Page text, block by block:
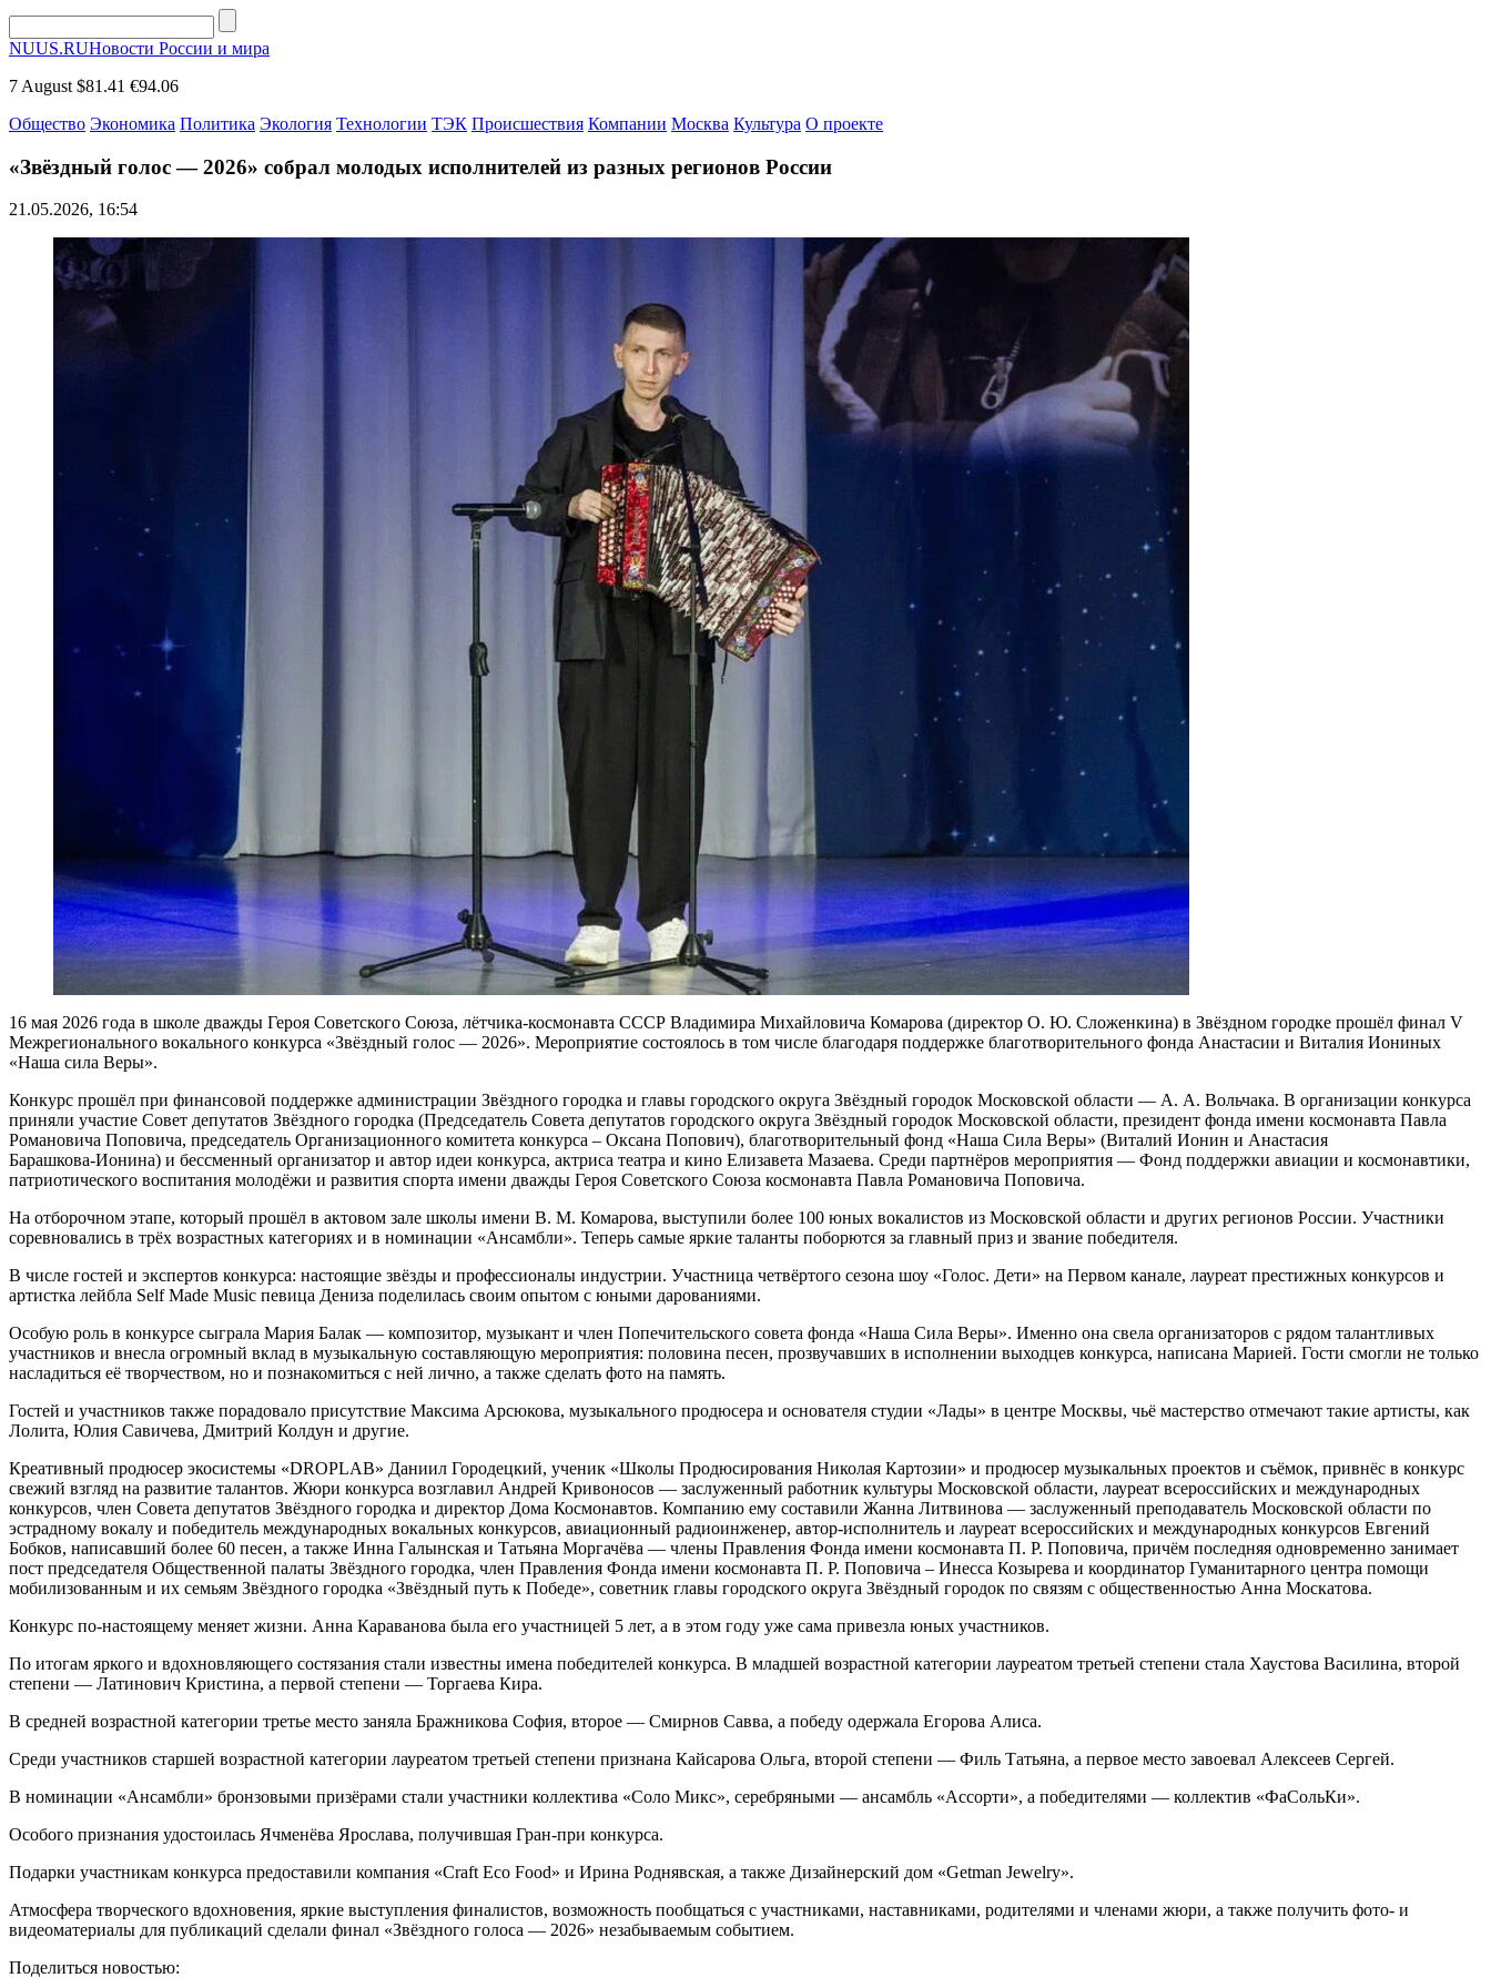
NUUS.RUНовости России и мира
7 August $81.41 €94.06
Общество Экономика Политика Экология Технологии ТЭК Происшествия Компании Москва Культура О проекте
«Звёздный голос — 2026» собрал молодых исполнителей из разных регионов России
21.05.2026, 16:54
16 мая 2026 года в школе дважды Героя Советского Союза, лётчика-космонавта СССР Владимира Михайловича Комарова (директор О. Ю. Сложенкина) в Звёздном городке прошёл финал V
Межрегионального вокального конкурса «Звёздный голос — 2026». Мероприятие состоялось в том числе благодаря поддержке благотворительного фонда Анастасии и Виталия Иониных
«Наша сила Веры».
Конкурс прошёл при финансовой поддержке администрации Звёздного городка и главы городского округа Звёздный городок Московской области — А. А. Вольчака. В организации конкурса
приняли участие Совет депутатов Звёздного городка (Председатель Совета депутатов городского округа Звёздный городок Московской области, президент фонда имени космонавта Павла
Романовича Поповича, председатель Организационного комитета конкурса – Оксана Попович), благотворительный фонд «Наша Сила Веры» (Виталий Ионин и Анастасия
Барашкова‑Ионина) и бессменный организатор и автор идеи конкурса, актриса театра и кино Елизавета Мазаева. Среди партнёров мероприятия — Фонд поддержки авиации и космонавтики,
патриотического воспитания молодёжи и развития спорта имени дважды Героя Советского Союза космонавта Павла Романовича Поповича.
На отборочном этапе, который прошёл в актовом зале школы имени В. М. Комарова, выступили более 100 юных вокалистов из Московской области и других регионов России. Участники
соревновались в трёх возрастных категориях и в номинации «Ансамбли». Теперь самые яркие таланты поборются за главный приз и звание победителя.
В числе гостей и экспертов конкурса: настоящие звёзды и профессионалы индустрии. Участница четвёртого сезона шоу «Голос. Дети» на Первом канале, лауреат престижных конкурсов и
артистка лейбла Self Made Music певица Дениза поделилась своим опытом с юными дарованиями.
Особую роль в конкурсе сыграла Мария Балак — композитор, музыкант и член Попечительского совета фонда «Наша Сила Веры». Именно она свела организаторов с рядом талантливых
участников и внесла огромный вклад в музыкальную составляющую мероприятия: половина песен, прозвучавших в исполнении выходцев конкурса, написана Марией. Гости смогли не только
насладиться её творчеством, но и познакомиться с ней лично, а также сделать фото на память.
Гостей и участников также порадовало присутствие Максима Арсюкова, музыкального продюсера и основателя студии «Лады» в центре Москвы, чьё мастерство отмечают такие артисты, как
Лолита, Юлия Савичева, Дмитрий Колдун и другие.
Креативный продюсер экосистемы «DROPLAB» Даниил Городецкий, ученик «Школы Продюсирования Николая Картозии» и продюсер музыкальных проектов и съёмок, привнёс в конкурс
свежий взгляд на развитие талантов. Жюри конкурса возглавил Андрей Кривоносов — заслуженный работник культуры Московской области, лауреат всероссийских и международных
конкурсов, член Совета депутатов Звёздного городка и директор Дома Космонавтов. Компанию ему составили Жанна Литвинова — заслуженный преподаватель Московской области по
эстрадному вокалу и победитель международных вокальных конкурсов, авиационный радиоинженер, автор‑исполнитель и лауреат всероссийских и международных конкурсов Евгений
Бобков, написавший более 60 песен, а также Инна Галынская и Татьяна Моргачёва — члены Правления Фонда имени космонавта П. Р. Поповича, причём последняя одновременно занимает
пост председателя Общественной палаты Звёздного городка, член Правления Фонда имени космонавта П. Р. Поповича – Инесса Козырева и координатор Гуманитарного центра помощи
мобилизованным и их семьям Звёздного городка «Звёздный путь к Победе», советник главы городского округа Звёздный городок по связям с общественностью Анна Москатова.
Конкурс по-настоящему меняет жизни. Анна Караванова была его участницей 5 лет, а в этом году уже сама привезла юных участников.
По итогам яркого и вдохновляющего состязания стали известны имена победителей конкурса. В младшей возрастной категории лауреатом третьей степени стала Хаустова Василина, второй
степени — Латинович Кристина, а первой степени — Торгаева Кира.
В средней возрастной категории третье место заняла Бражникова София, второе — Смирнов Савва, а победу одержала Егорова Алиса.
Среди участников старшей возрастной категории лауреатом третьей степени признана Кайсарова Ольга, второй степени — Филь Татьяна, а первое место завоевал Алексеев Сергей.
В номинации «Ансамбли» бронзовыми призёрами стали участники коллектива «Соло Микс», серебряными — ансамбль «Ассорти», а победителями — коллектив «ФаСольКи».
Особого признания удостоилась Ячменёва Ярослава, получившая Гран‑при конкурса.
Подарки участникам конкурса предоставили компания «Craft Eco Food» и Ирина Роднявская, а также Дизайнерский дом «Getman Jewelry».
Атмосфера творческого вдохновения, яркие выступления финалистов, возможность пообщаться с участниками, наставниками, родителями и членами жюри, а также получить фото‑ и
видеоматериалы для публикаций сделали финал «Звёздного голоса — 2026» незабываемым событием.
Поделиться новостью: